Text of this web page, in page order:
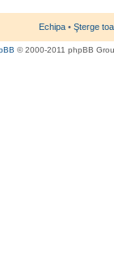
Echipa • Şterge
© 2000-2011 phpBB